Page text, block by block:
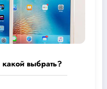
выбрать?